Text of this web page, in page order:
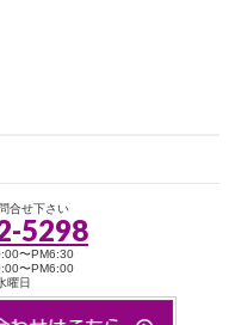
合せ下さい
5298
〜PM6:30
PM6:00
曜日